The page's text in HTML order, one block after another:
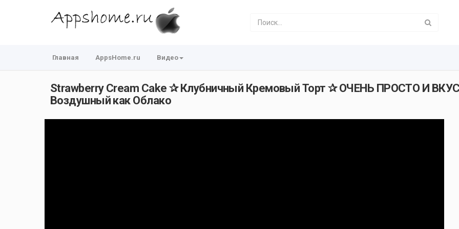
Главная AppsHome.ru Видео
Strawberry Cream Cake ✰ Клубничный Кремовый Торт ✰ ОЧЕНЬ ПРОСТО И
Воздушный как Облако